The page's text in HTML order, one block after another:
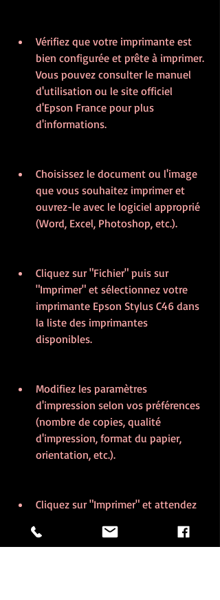
Vérifiez que votre imprimante est
bien configurée et prête à imprimer.
Vous pouvez consulter le manuel
d'utilisation ou le site officiel
d'Epson France pour plus
d'informations.
Choisissez le document ou l'image
que vous souhaitez imprimer et
ouvrez-le avec le logiciel approprié
(Word, Excel, Photoshop, etc.).
Cliquez sur "Fichier" puis sur
"Imprimer" et sélectionnez votre
imprimante Epson Stylus C46 dans
la liste des imprimantes
disponibles.
Modifiez les paramètres
d'impression selon vos préférences
(nombre de copies, qualité
d'impression, format du papier,
orientation, etc.).
Cliquez sur "Imprimer" et attendez
soit imprimé.